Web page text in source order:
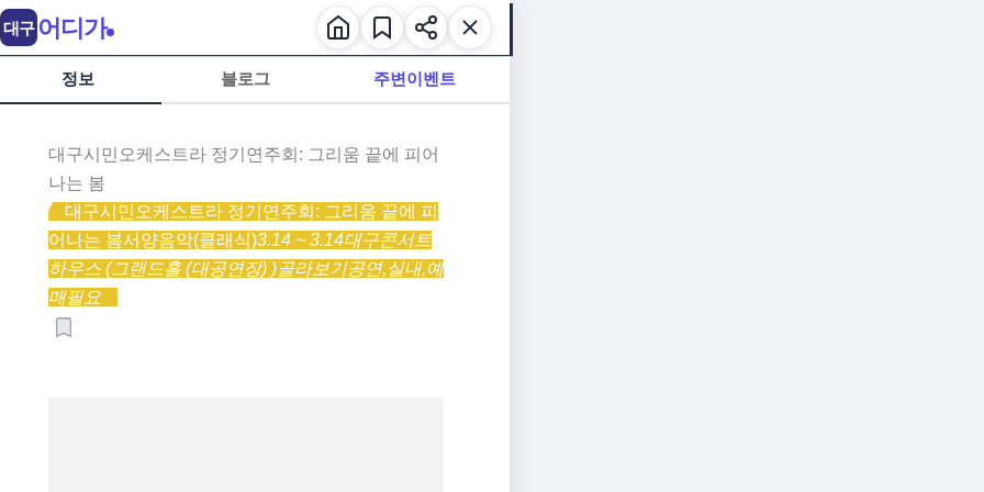
정보 블로그 주변이벤트
대구시민오케스트라 정기연주회: 그리움 끝에 피어
나는 봄
대구시민오케스트라 정기연주회: 그리움 끝에 피
어나는 봄서양음악(클래식)3.14 ~ 3.14대구콘서트
하우스 (그랜드홀 (대공연장) )골라보기공연,실내,예
매필요
대구 어디가